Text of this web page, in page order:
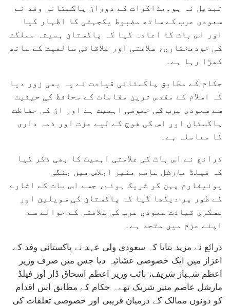
تبدیل نہ ہو۔مذاکرات کے دوران پاکستانی وفد نے
سعودی عرب کے ساتھ مضبوط یکجہتی کا اظہار کیا
اور اس بات کا اعادہ کیا کہ پاکستان ہمیشہ مملکت
کی خودمختاری، سلامتی اور علاقائی سالمیت کے ساتھ
کھڑا رہا ہے۔
حکام کے مطابق پاکستانی قیادت نے یہ بھی زور دیا
کہ اسلام کے مقدس ترین مقامات کے محافظ کی حیثیت
سے سعودی عرب کی خصوصی اہمیت ہے اور ان کی حفاظت
پاکستان اور اس کی فوج کے لیے عزت اور ذمہ داری
کا معاملہ ہے۔
ذرائع نے اس بات کی علامتی اہمیت کا بھی ذکر کیا
کہ فیلڈ مارشل عاصم منیر اجلاس میں جنگی
یونیفارم پہن کر شریک ہوئے، جسے اس بات کے اشارے
کے طور پر دیکھا گیا کہ پاکستان کی سویلین اور
عسکری قیادت سعودی عرب کی سلامتی کے حوالے سے
اپنے عزم میں متحد ہے۔
ذرائع نے مزید بتایا کہ سعودی ولی عہد نے پاکستانی وفد کے
اعزاز میں ایک خصوصی عشائیہ دیا جس میں صرف وزیر
اعظم شہباز شریف، نائب وزیر اعظم اسحاق ڈار اور فیلڈ
مارشل عاصم منیر شریک تھے۔ حکام کے مطابق اس اقدام
کو دونوں ممالک کے درمیان قریبی اور خصوصی تعلقات کی